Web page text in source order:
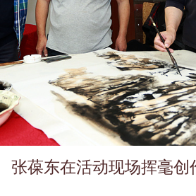
张葆东在活动现场挥毫创